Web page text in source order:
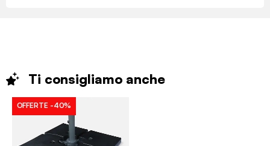
Ti consigliamo anche
OFFERTE -40%